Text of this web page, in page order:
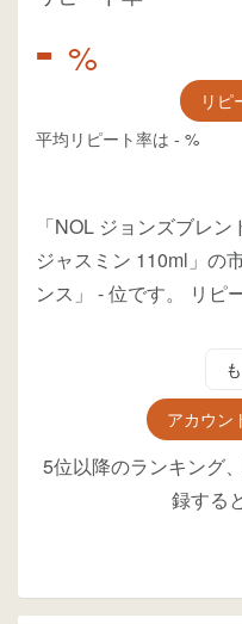
- %
リピ
平均リピート率は - %
「NOL ジョンズブレ
ジャスミン 110ml」の
ンス」 -位です。 リピ
アカウン
5位以降のランキング
録する